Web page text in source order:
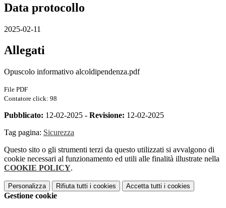
Data protocollo
2025-02-11
Allegati
Opuscolo informativo alcoldipendenza.pdf
File PDF
Contatore click: 98
Pubblicato: 12-02-2025 - Revisione: 12-02-2025
Tag pagina: Sicurezza
Questo sito o gli strumenti terzi da questo utilizzati si avvalgono di
cookie necessari al funzionamento ed utili alle finalità illustrate nella
COOKIE POLICY.
Personalizza Rifiuta tutti i cookies Accetta tutti i cookies
Gestione cookie